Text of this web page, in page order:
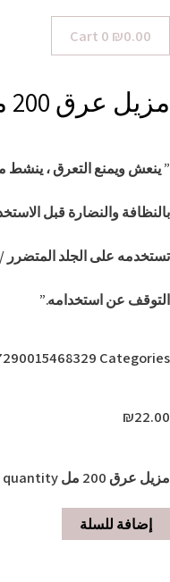
₪0.00
0
Cart
مزيل عرق 200 مل BLANC
” ينعش ويمنع التعرق ،
تستخدمه على الجلد المتضرر /
التوقف عن استخدامه.”
Categories
₪22.00
مزيل عرق 200 مل BLANC quantity
إضافة للسلة